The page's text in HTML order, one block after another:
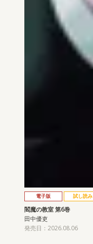
電子版 試し読み
閻魔の教室 第6巻
田中優吏
発売日：2026.08.06